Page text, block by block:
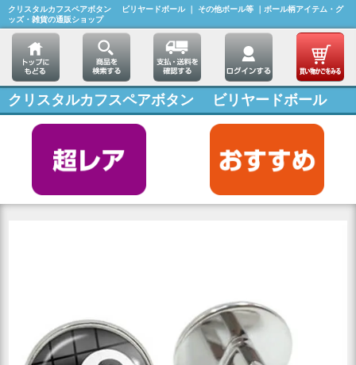
クリスタルカフスペアボタン ビリヤードボール ｜ その他ボール等 ｜ボール柄アイテム・グ
ッズ・雑貨の通販ショップ
クリスタルカフスペアボタン ビリヤードボール